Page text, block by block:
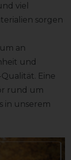
viel
sorgen
an
und
Eine
rund um
in unserem